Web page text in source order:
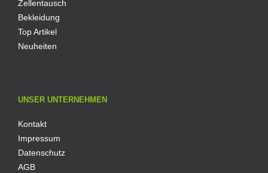
Zellentausch
Bekleidung
Top Artikel
Neuheiten
UNSER UNTERNEHMEN
Kontakt
Impressum
Datenschutz
AGB